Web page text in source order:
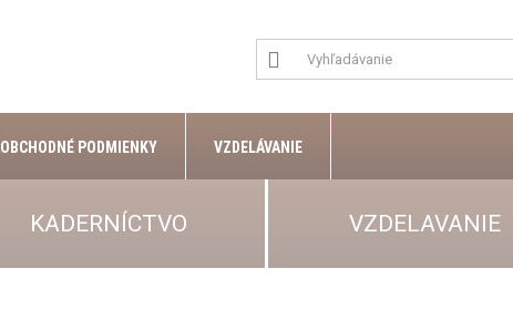
OBCHODNÉ PODMIENKY VZDELÁVANIE
KADERNÍCTVO VZDELAVANIE